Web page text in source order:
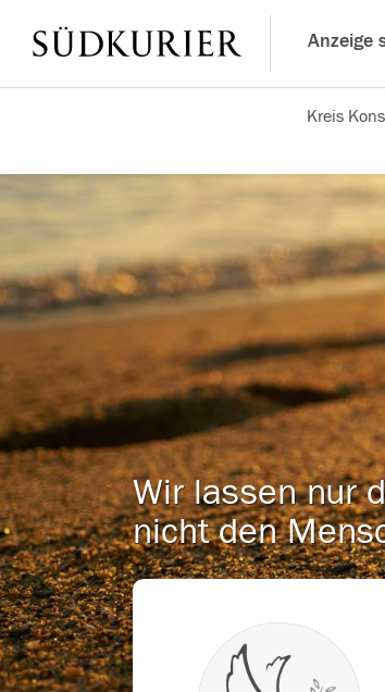
Anzeige
Kreis
Wir lassen nur
nicht den